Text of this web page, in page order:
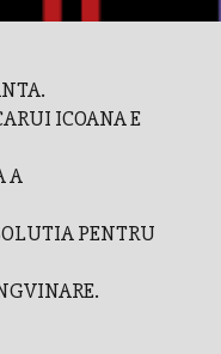
ICOANA E
A
PENTRU